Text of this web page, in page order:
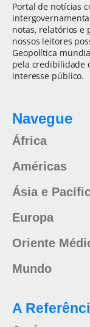
Portal de notícias
notas, relatórios e
nossos leitores
Geopolítica
pela credibilidade
interesse público.
Navegue
África
Américas
Ásia e
Europa
Oriente
Mundo
A